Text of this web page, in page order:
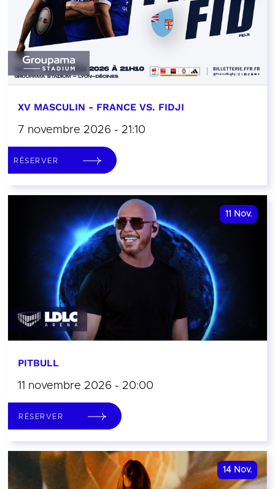
XV MASCULIN - FRANCE VS. FIDJI
7 novembre 2026 - 21:10
RÉSERVER
11 Nov.
PITBULL
11 novembre 2026 - 20:00
RÉSERVER
14 Nov.